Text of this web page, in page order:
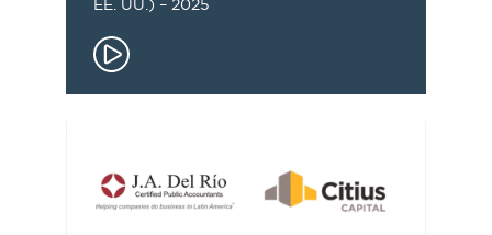
EE. UU.) – 2025